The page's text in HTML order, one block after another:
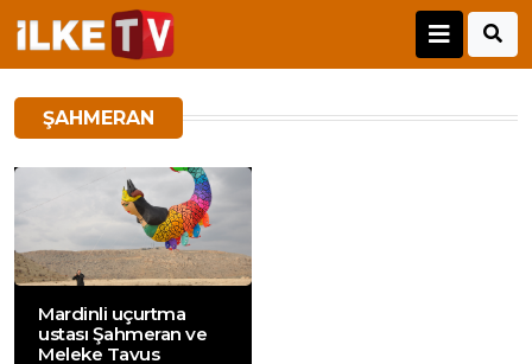
ŞAHMERAN
Mardinli uçurtma
ustası Şahmeran ve
Meleke Tavus